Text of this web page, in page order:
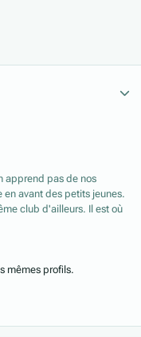
apprend pas de nos
en avant des petits jeunes.
club d'ailleurs. Il est où
mêmes profils.